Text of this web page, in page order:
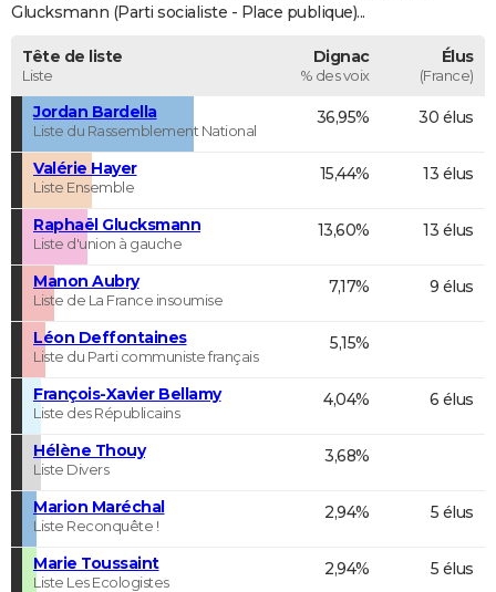
Glucksmann (Parti socialiste - Place publique)...
Tête de liste
Liste
Dignac
% des voix
Élus
(France)
Jordan Bardella
Liste du Rassemblement National
36,95% 30 élus
Valérie Hayer
Liste Ensemble
15,44% 13 élus
Raphaël Glucksmann
Liste d'union à gauche
13,60% 13 élus
Manon Aubry
Liste de La France insoumise
7,17% 9 élus
Léon Deffontaines
Liste du Parti communiste français
5,15%
François-Xavier Bellamy
Liste des Républicains
4,04% 6 élus
Hélène Thouy
Liste Divers
3,68%
Marion Maréchal
Liste Reconquête !
2,94% 5 élus
Marie Toussaint
Liste Les Ecologistes
2,94% 5 élus